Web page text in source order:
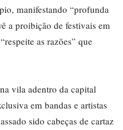
manifestando “profunda
a proibição de festivais em
as razões” que
vila adentro da capital
em bandas e artistas
sido cabeças de cartaz